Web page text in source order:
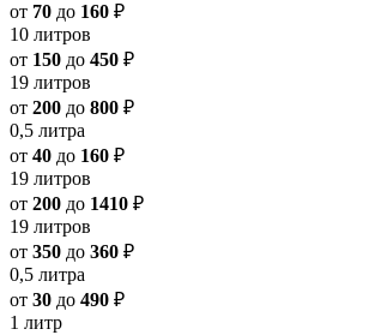
от 70 до 160 ₽
10 литров
от 150 до 450 ₽
19 литров
от 200 до 800 ₽
0,5 литра
от 40 до 160 ₽
19 литров
от 200 до 1410 ₽
19 литров
от 350 до 360 ₽
0,5 литра
от 30 до 490 ₽
1 литр